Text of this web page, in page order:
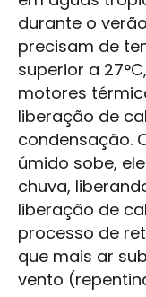
durante o
precisam de
superior a
motores
liberação de
condensação.
úmido sobe,
chuva,
liberação de
processo de
que mais ar
vento